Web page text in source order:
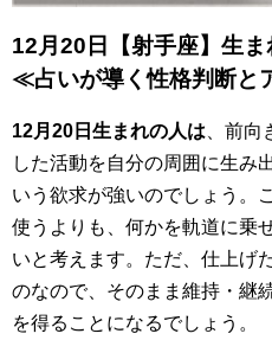
12月20日【射手座】生ま
≪占いが導く性格判断と
12月20日生まれの人は 、前
した活動を自分の周囲に生み
いう欲求が強いのでしょう。
使うよりも、何かを軌道に乗
いと考えます。ただ、仕上げ
のなので、そのまま維持・継
を得ることになるでしょう。